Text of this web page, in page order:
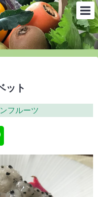
ット
フルーツ